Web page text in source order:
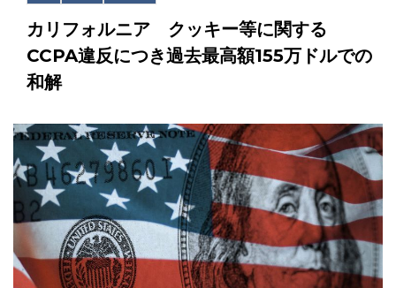
カリフォルニア クッキー等に関する
CCPA違反につき過去最高額155万ドルでの
和解